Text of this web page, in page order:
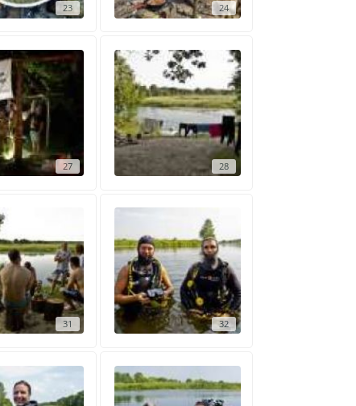
23 24
27 28
31 32